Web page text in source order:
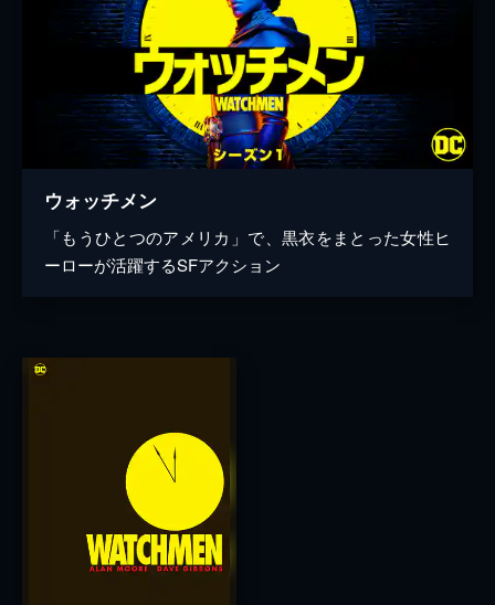
ウォッチメン
「もうひとつのアメリカ」で、黒衣をまとった女性ヒ
ーローが活躍するSFアクション